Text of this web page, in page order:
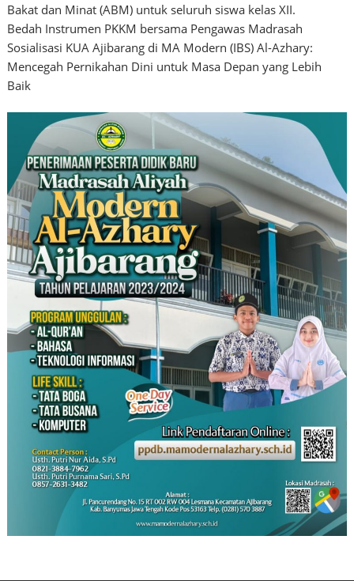
Bakat dan Minat (ABM) untuk seluruh siswa kelas XII.
Bedah Instrumen PKKM bersama Pengawas Madrasah
Sosialisasi KUA Ajibarang di MA Modern (IBS) Al-Azhary:
Mencegah Pernikahan Dini untuk Masa Depan yang Lebih
Baik